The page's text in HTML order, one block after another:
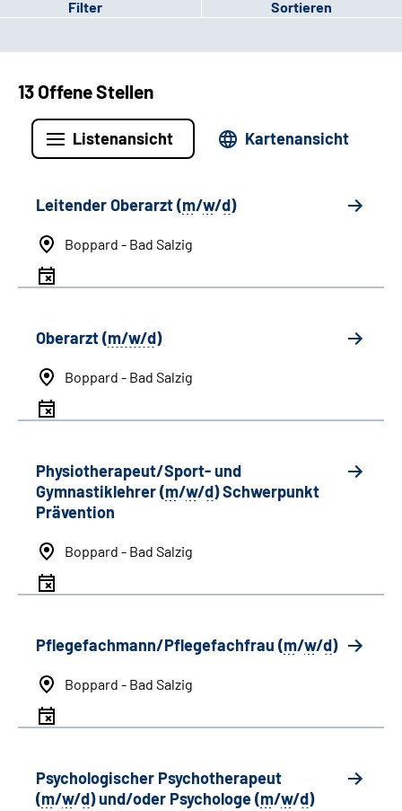
Filter Sortieren
13 Offene Stellen
Listenansicht Kartenansicht
Leitender Oberarzt (m/w/d)
Boppard - Bad Salzig
Oberarzt (m/w/d)
Boppard - Bad Salzig
Physiotherapeut/Sport- und
Gymnastiklehrer (m/w/d) Schwerpunkt
Prävention
Boppard - Bad Salzig
Pflegefachmann/Pflegefachfrau (m/w/d)
Boppard - Bad Salzig
Psychologischer Psychotherapeut
(m/w/d) und/oder Psychologe (m/w/d)